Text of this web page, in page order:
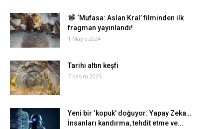
‘Mufasa: Aslan Kral’ filminden ilk
fragman yayınlandı!
1 Mayıs 2024
Tarihi altın keşfi
7 Kasım 2025
Yeni bir ‘kopuk’ doğuyor: Yapay Zeka…
İnsanları kandırma, tehdit etme ve...